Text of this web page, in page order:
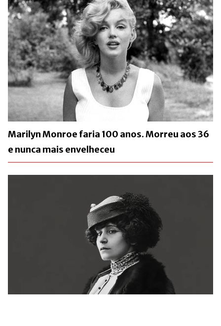
Marilyn Monroe faria 100 anos. Morreu aos 36
e nunca mais envelheceu